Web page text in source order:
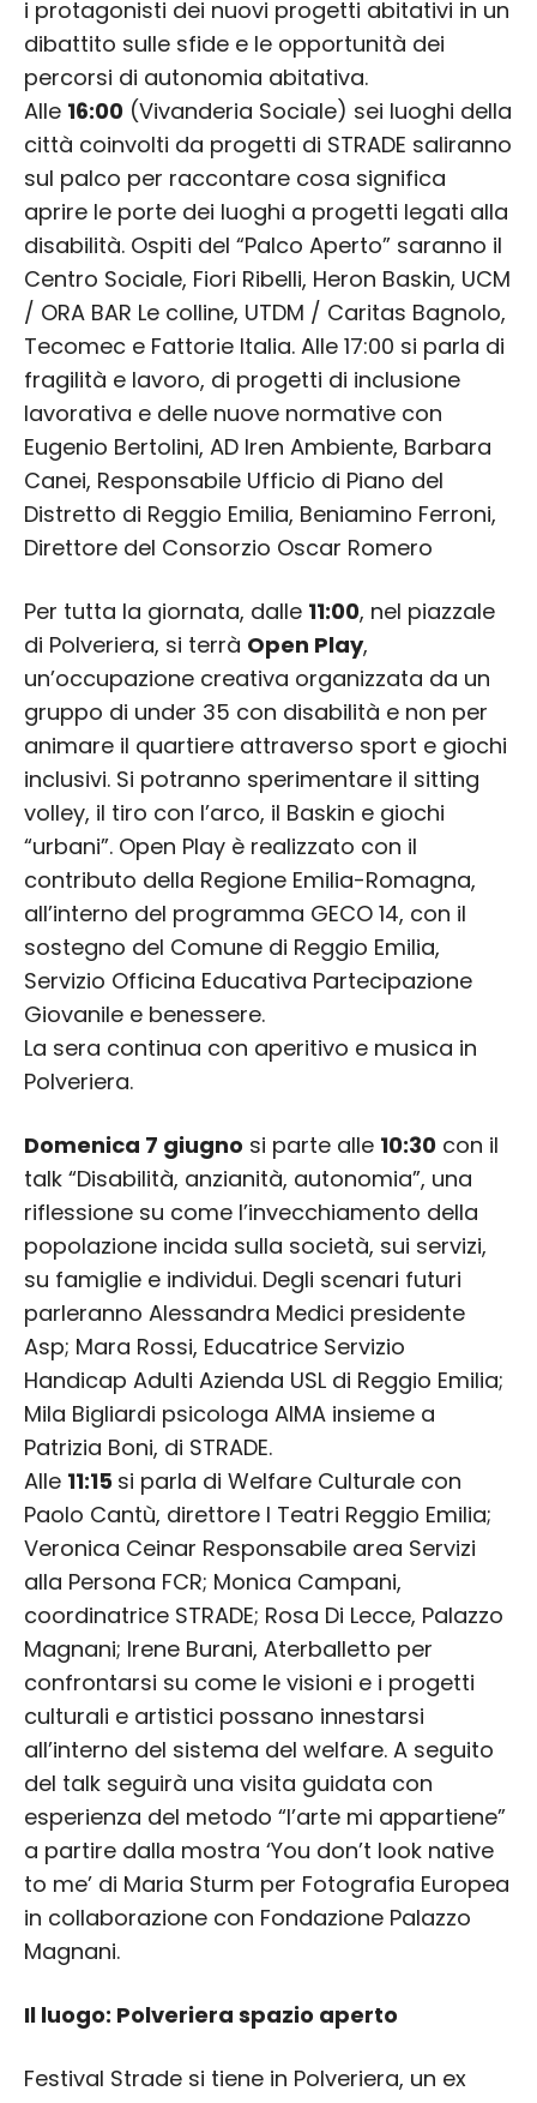
i protagonisti dei nuovi progetti abitativi in un
dibattito sulle sfide e le opportunità dei
percorsi di autonomia abitativa.
Alle 16:00 (Vivanderia Sociale) sei luoghi della
città coinvolti da progetti di STRADE saliranno
sul palco per raccontare cosa significa
aprire le porte dei luoghi a progetti legati alla
disabilità. Ospiti del “Palco Aperto” saranno il
Centro Sociale, Fiori Ribelli, Heron Baskin, UCM
/ ORA BAR Le colline, UTDM / Caritas Bagnolo,
Tecomec e Fattorie Italia. Alle 17:00 si parla di
fragilità e lavoro, di progetti di inclusione
lavorativa e delle nuove normative con
Eugenio Bertolini, AD Iren Ambiente, Barbara
Canei, Responsabile Ufficio di Piano del
Distretto di Reggio Emilia, Beniamino Ferroni,
Direttore del Consorzio Oscar Romero
Per tutta la giornata, dalle 11:00, nel piazzale
di Polveriera, si terrà Open Play,
un’occupazione creativa organizzata da un
gruppo di under 35 con disabilità e non per
animare il quartiere attraverso sport e giochi
inclusivi. Si potranno sperimentare il sitting
volley, il tiro con l’arco, il Baskin e giochi
“urbani”. Open Play è realizzato con il
contributo della Regione Emilia-Romagna,
all’interno del programma GECO 14, con il
sostegno del Comune di Reggio Emilia,
Servizio Officina Educativa Partecipazione
Giovanile e benessere.
La sera continua con aperitivo e musica in
Polveriera.
Domenica 7 giugno si parte alle 10:30 con il
talk “Disabilità, anzianità, autonomia”, una
riflessione su come l’invecchiamento della
popolazione incida sulla società, sui servizi,
su famiglie e individui. Degli scenari futuri
parleranno Alessandra Medici presidente
Asp; Mara Rossi, Educatrice Servizio
Handicap Adulti Azienda USL di Reggio Emilia;
Mila Bigliardi psicologa AIMA insieme a
Patrizia Boni, di STRADE.
Alle 11:15 si parla di Welfare Culturale con
Paolo Cantù, direttore I Teatri Reggio Emilia;
Veronica Ceinar Responsabile area Servizi
alla Persona FCR; Monica Campani,
coordinatrice STRADE; Rosa Di Lecce, Palazzo
Magnani; Irene Burani, Aterballetto per
confrontarsi su come le visioni e i progetti
culturali e artistici possano innestarsi
all’interno del sistema del welfare. A seguito
del talk seguirà una visita guidata con
esperienza del metodo “l’arte mi appartiene”
a partire dalla mostra ‘You don’t look native
to me’ di Maria Sturm per Fotografia Europea
in collaborazione con Fondazione Palazzo
Magnani.
Il luogo: Polveriera spazio aperto
Festival Strade si tiene in Polveriera, un ex